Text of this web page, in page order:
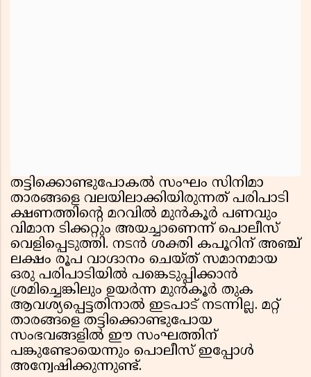
തട്ടിക്കൊണ്ടുപോകൽ സംഘം സിനിമാ
താരങ്ങളെ വലയിലാക്കിയിരുന്നത് പരിപാടി
ക്ഷണത്തിന്റെ മറവിൽ മുൻകൂർ പണവും
വിമാന ടിക്കറ്റും അയച്ചാണെന്ന് പൊലീസ്
വെളിപ്പെടുത്തി. നടൻ ശക്തി കപൂറിന് അഞ്ച്
ലക്ഷം രൂപ വാഗ്ദാനം ചെയ്ത് സമാനമായ
ഒരു പരിപാടിയിൽ പങ്കെടുപ്പിക്കാൻ
ശ്രമിച്ചെങ്കിലും ഉയർന്ന മുൻകൂർ തുക
ആവശ്യപ്പെട്ടതിനാൽ ഇടപാട് നടന്നില്ല. മറ്റ്
താരങ്ങളെ തട്ടിക്കൊണ്ടുപോയ
സംഭവങ്ങളിൽ ഈ സംഘത്തിന്
പങ്കുണ്ടോയെന്നും പൊലീസ് ഇപ്പോൾ
അന്വേഷിക്കുന്നുണ്ട്.